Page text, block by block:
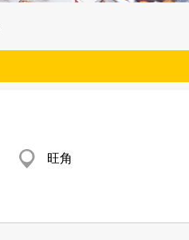
旺角